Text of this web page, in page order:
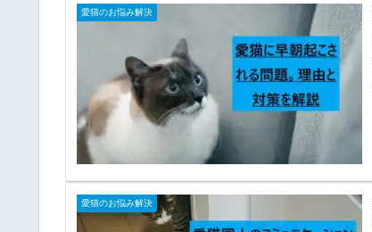
愛猫のお悩み解決
愛猫のお悩み解決